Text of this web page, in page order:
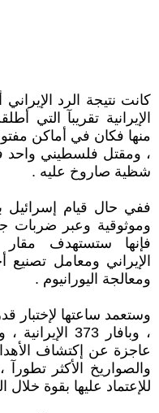
كانت نتيجة الرد
الإيرانية تقريبآ
منها فكان في أماكن
، ومقتل فلسطيني واحد
شظية صاروخ عليه .
ففي حال قيام إسرائيل
فإنها ستستهدف مقار
الإيراني ومعامل تصنيع
ومعالجة اليورانيوم .
، وبافار 373
والصواريخ الأكثر
للإعتماد عليها بقوة خلال